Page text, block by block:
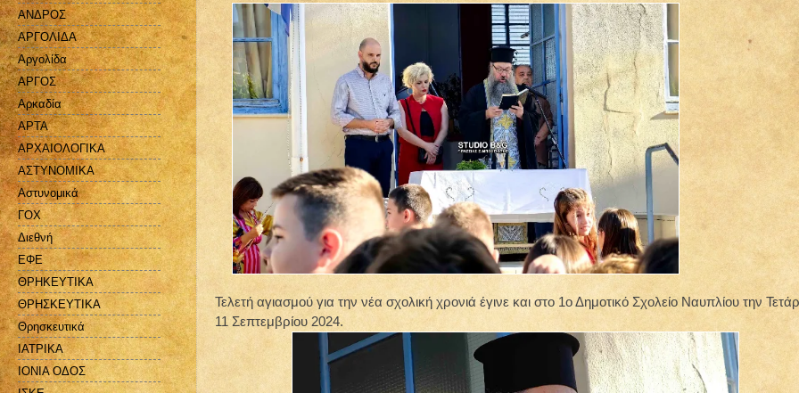
Τελετή αγιασμού για την νέα σχολική χρονιά έγινε και στο 1ο Δημοτικό Σχολείο Ναυπλίου την
11 Σεπτεμβρίου 2024.
ΑΝΔΡΟΣ
ΑΡΓΟΛΙΔΑ
Αργολίδα
ΑΡΓΟΣ
Αρκαδία
ΑΡΤΑ
ΑΡΧΑΙΟΛΟΓΙΚΑ
ΑΣΤΥΝΟΜΙΚΑ
Αστυνομικά
ΓΟΧ
Διεθνή
ΕΦΕ
ΘΡΗΚΕΥΤΙΚΑ
ΘΡΗΣΚΕΥΤΙΚΑ
Θρησκευτικά
ΙΑΤΡΙΚΑ
ΙΟΝΙΑ ΟΔΟΣ